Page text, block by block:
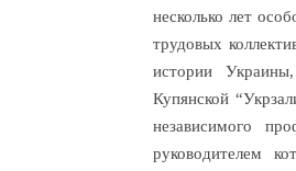
несколько лет
трудовых
истории
Купянской
независимого
руководителем